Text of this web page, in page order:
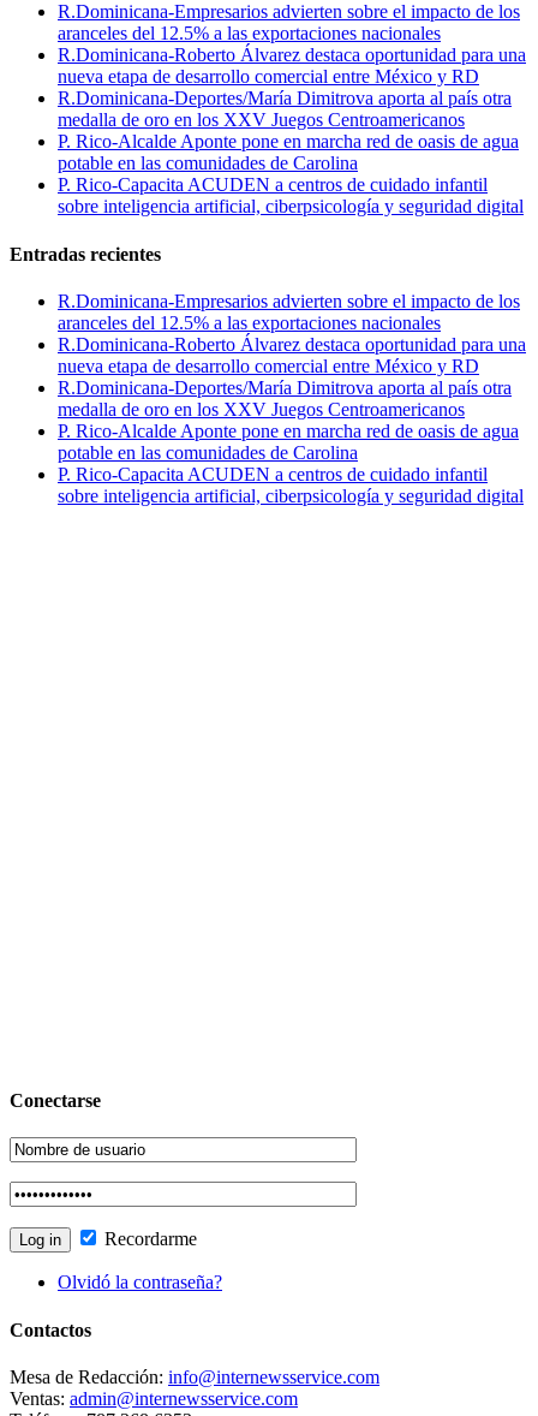
R.Dominicana-Empresarios advierten sobre el impacto de los
aranceles del 12.5% a las exportaciones nacionales
R.Dominicana-Roberto Álvarez destaca oportunidad para una
nueva etapa de desarrollo comercial entre México y RD
R.Dominicana-Deportes/María Dimitrova aporta al país otra
medalla de oro en los XXV Juegos Centroamericanos
P. Rico-Alcalde Aponte pone en marcha red de oasis de agua
potable en las comunidades de Carolina
P. Rico-Capacita ACUDEN a centros de cuidado infantil
sobre inteligencia artificial, ciberpsicología y seguridad digital
Entradas recientes
R.Dominicana-Empresarios advierten sobre el impacto de los
aranceles del 12.5% a las exportaciones nacionales
R.Dominicana-Roberto Álvarez destaca oportunidad para una
nueva etapa de desarrollo comercial entre México y RD
R.Dominicana-Deportes/María Dimitrova aporta al país otra
medalla de oro en los XXV Juegos Centroamericanos
P. Rico-Alcalde Aponte pone en marcha red de oasis de agua
potable en las comunidades de Carolina
P. Rico-Capacita ACUDEN a centros de cuidado infantil
sobre inteligencia artificial, ciberpsicología y seguridad digital
Conectarse
Recordarme
Olvidó la contraseña?
Contactos
Mesa de Redacción: info@internewsservice.com
Ventas: admin@internewsservice.com